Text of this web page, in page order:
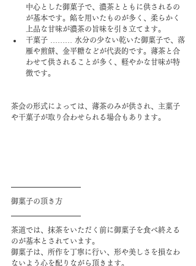
中心とした御菓子で、濃茶とともに供されるの
が基本です。餡を用いたものが多く、柔らかく
上品な甘味が濃茶の旨味を引き立てます。
干菓子 ……… 水分の少ない乾いた御菓子で、落
雁や煎餅、金平糖などが代表的です。薄茶と合
わせて供されることが多く、軽やかな甘味が特
徴です。
茶会の形式によっては、薄茶のみが供され、主菓子
や干菓子が取り合わせられる場合もあります。
御菓子の頂き方
茶道では、抹茶をいただく前に御菓子を食べ終える
のが基本とされています。
御菓子は、所作を丁寧に行い、形や美しさを損なわ
ないよう心を配りながら頂きます。